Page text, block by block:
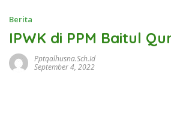
Berita
IPWK di PPM Baitul
Pptqalhusna.sch.id
September 4, 2022